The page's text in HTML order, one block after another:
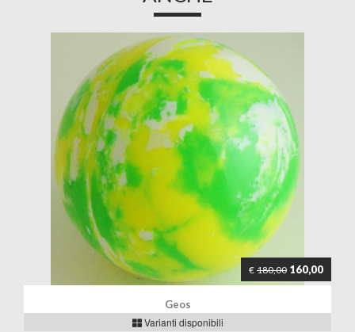
€ 180,00 160,00
Geos
Varianti disponibili